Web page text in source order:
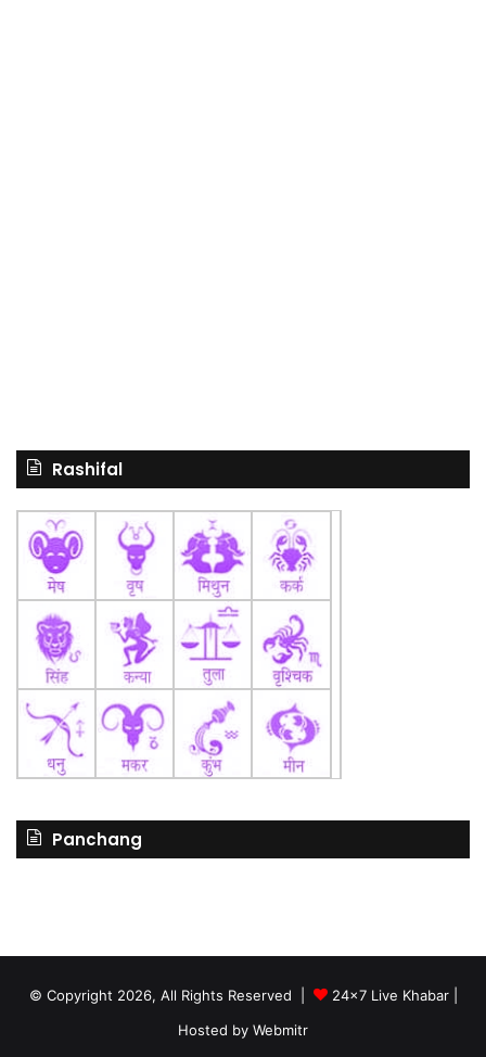
Rashifal
Panchang
© Copyright 2026, All Rights Reserved | 24x7 Live Khabar|
Hosted by Webmitr